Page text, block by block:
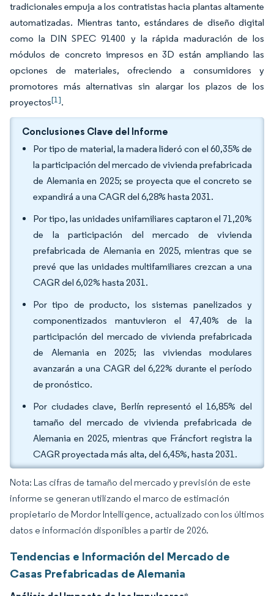
tradicionales empuja a los contratistas hacia plantas altamente
automatizadas. Mientras tanto, estándares de diseño digital
como la DIN SPEC 91400 y la rápida maduración de los
módulos de concreto impresos en 3D están ampliando las
opciones de materiales, ofreciendo a consumidores y
promotores más alternativas sin alargar los plazos de los
proyectos[1].
Conclusiones Clave del Informe
Por tipo de material, la madera lideró con el 60,35% de
la participación del mercado de vivienda prefabricada
de Alemania en 2025; se proyecta que el concreto se
expandirá a una CAGR del 6,28% hasta 2031.
Por tipo, las unidades unifamiliares captaron el 71,20%
de la participación del mercado de vivienda
prefabricada de Alemania en 2025, mientras que se
prevé que las unidades multifamiliares crezcan a una
CAGR del 6,02% hasta 2031.
Por tipo de producto, los sistemas panelizados y
componentizados mantuvieron el 47,40% de la
participación del mercado de vivienda prefabricada
de Alemania en 2025; las viviendas modulares
avanzarán a una CAGR del 6,22% durante el período
de pronóstico.
Por ciudades clave, Berlín representó el 16,85% del
tamaño del mercado de vivienda prefabricada de
Alemania en 2025, mientras que Fráncfort registra la
CAGR proyectada más alta, del 6,45%, hasta 2031.
Nota: Las cifras de tamaño del mercado y previsión de este
informe se generan utilizando el marco de estimación
propietario de Mordor Intelligence, actualizado con los últimos
datos e información disponibles a partir de 2026.
Tendencias e Información del Mercado de
Casas Prefabricadas de Alemania